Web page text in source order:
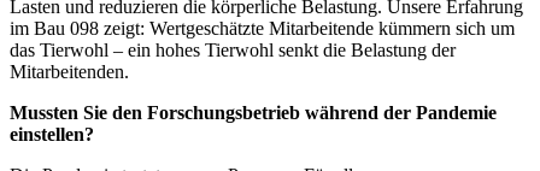
Lasten und reduzieren die körperliche Belastung. Unsere Erfahrung
im Bau 098 zeigt: Wertgeschätzte Mitarbeitende kümmern sich um
das Tierwohl – ein hohes Tierwohl senkt die Belastung der
Mitarbeitenden.
Mussten Sie den Forschungsbetrieb während der Pandemie
einstellen?